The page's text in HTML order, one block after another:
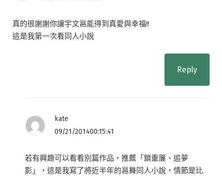
真的很謝謝你讓宇文邕能得到真愛與幸福!!
這是我第一次看同人小說
Reply
kate
09/21/201400:15:41
若有興趣可以看看別篇作品，推薦「鎖重簾、追夢
影」，這是我寫了將近半年的邕舞同人小說，情節是比